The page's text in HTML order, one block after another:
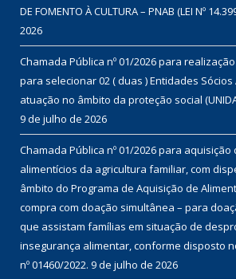
DE FOMENTO À CULTURA – PNAB (LEI Nº
2026
Chamada Pública nº 01/2026 para
para selecionar 02 ( duas ) Entidades
atuação no âmbito da proteção social
9 de julho de 2026
Chamada Pública nº 01/2026 para aquisição
alimentícios da agricultura familiar, com
âmbito do Programa de Aquisição de
compra com doação simultânea – para
que assistam famílias em situação de
insegurança alimentar, conforme disposto
nº 01460/2022. 9 de julho de 2026